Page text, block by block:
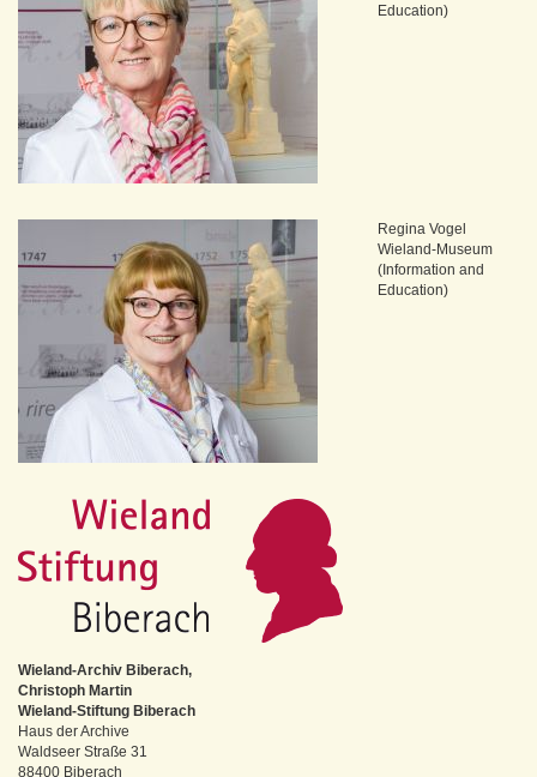
Education)
Regina Vogel
Wieland-Museum
(Information and
Education)
Wieland-Archiv Biberach,
Christoph Martin
Wieland-Stiftung Biberach
Haus der Archive
Waldseer Straße 31
88400 Biberach